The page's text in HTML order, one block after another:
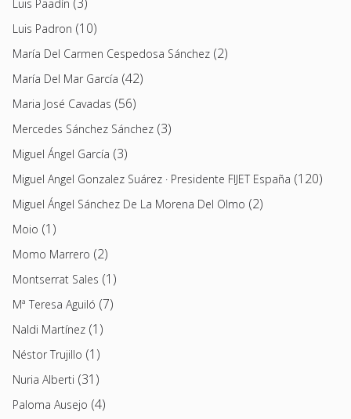
Luis Paadín
Luis Padron (10)
María Del Carmen Cespedosa Sánchez (2)
María Del Mar García (42)
Maria José Cavadas (56)
Mercedes Sánchez Sánchez (3)
Miguel Ángel García (3)
Miguel Angel Gonzalez Suárez · Presidente FIJET España (120)
Miguel Ángel Sánchez De La Morena Del Olmo (2)
Moio (1)
Momo Marrero (2)
Montserrat Sales (1)
Mª Teresa Aguiló (7)
Naldi Martínez (1)
Néstor Trujillo (1)
Nuria Alberti (31)
Paloma Ausejo (4)